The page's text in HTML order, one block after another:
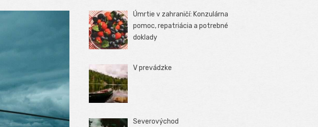
Úmrtie v zahraničí: Konzulárna
pomoc, repatriácia a potrebné
doklady
V prevádzke
Severovýchod